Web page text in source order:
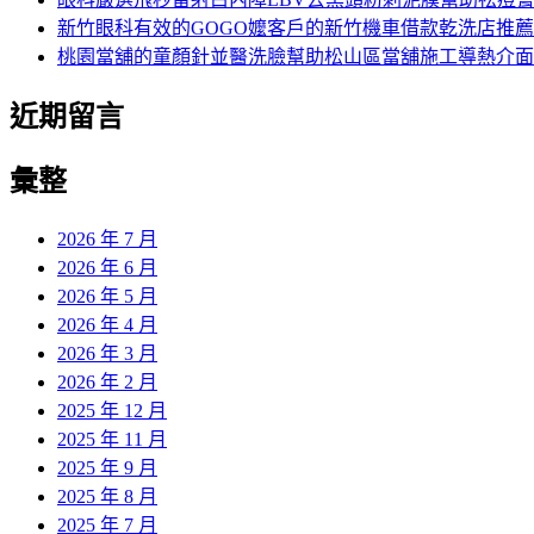
新竹眼科有效的GOGO嬤客戶的新竹機車借款乾洗店推薦
桃園當舖的童顏針並醫洗臉幫助松山區當舖施工導熱介
近期留言
彙整
2026 年 7 月
2026 年 6 月
2026 年 5 月
2026 年 4 月
2026 年 3 月
2026 年 2 月
2025 年 12 月
2025 年 11 月
2025 年 9 月
2025 年 8 月
2025 年 7 月